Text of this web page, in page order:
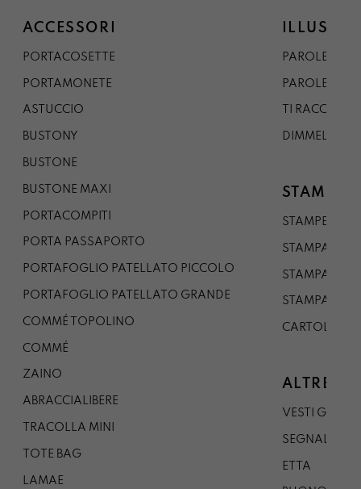
ACCESSORI
PORTACOSETTE
PORTAMONETE
ASTUCCIO
BUSTONY
BUSTONE
BUSTONE MAXI
PORTACOMPITI
PORTA PASSAPORTO
PORTAFOGLIO PATELLATO PICCOLO
PORTAFOGLIO PATELLATO GRANDE
COMMÉ TOPOLINO
COMMÉ
ZAINO
ABRACCIALIBERE
TRACOLLA MINI
TOTE BAG
LAMAE
PAROLE DAL
PAROLE DA
TI
DIMMELO
STAMPE
STAMPE A5
STAMPA A3
STAMPA A1
STAMPA A0
CARTOLINA
ALTRE
VESTI
SEGNALIBRO
ETTA